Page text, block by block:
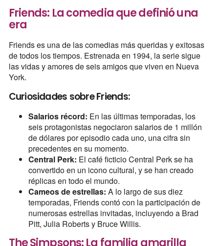
Friends: La comedia que definió una
era
Friends es una de las comedias más queridas y exitosas
de todos los tiempos. Estrenada en 1994, la serie sigue
las vidas y amores de seis amigos que viven en Nueva
York.
Curiosidades sobre Friends:
Salarios récord: En las últimas temporadas, los
seis protagonistas negociaron salarios de 1 millón
de dólares por episodio cada uno, una cifra sin
precedentes en su momento.
Central Perk: El café ficticio Central Perk se ha
convertido en un icono cultural, y se han creado
réplicas en todo el mundo.
Cameos de estrellas: A lo largo de sus diez
temporadas, Friends contó con la participación de
numerosas estrellas invitadas, incluyendo a Brad
Pitt, Julia Roberts y Bruce Willis.
The Simpsons: La familia amarilla